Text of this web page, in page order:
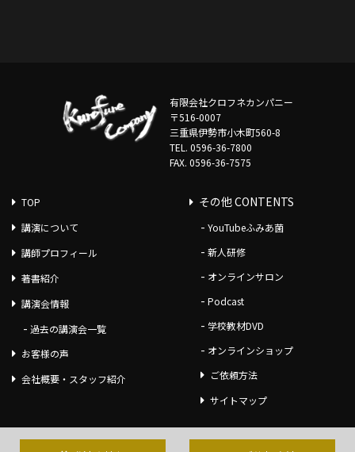
有限会社クロフネカンパニー
〒516-0007
三重県伊勢市小木町560-8
TEL. 0596-36-7800
FAX. 0596-36-7575
TOP
講演について
講師プロフィール
著書紹介
講演会情報
過去の講演会一覧
お客様の声
会社概要・スタッフ紹介
その他 CONTENTS
YouTubeふみあ菌
新人研修
オンラインサロン
Podcast
学校教材DVD
オンラインショップ
ご依頼方法
サイトマップ